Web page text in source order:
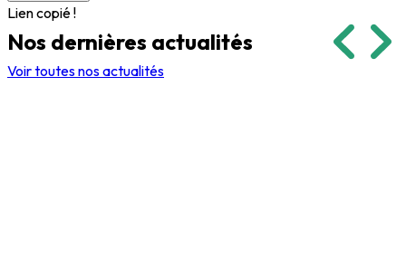
Lien copié !
Nos dernières actualités
Voir toutes nos actualités
Événements